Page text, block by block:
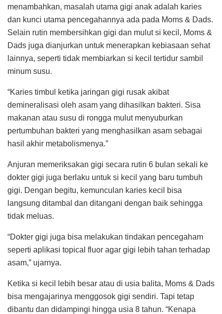
menambahkan, masalah utama gigi anak adalah karies
dan kunci utama pencegahannya ada pada Moms & Dads.
Selain rutin membersihkan gigi dan mulut si kecil, Moms &
Dads juga dianjurkan untuk menerapkan kebiasaan sehat
lainnya, seperti tidak membiarkan si kecil tertidur sambil
minum susu.
“Karies timbul ketika jaringan gigi rusak akibat
demineralisasi oleh asam yang dihasilkan bakteri. Sisa
makanan atau susu di rongga mulut menyuburkan
pertumbuhan bakteri yang menghasilkan asam sebagai
hasil akhir metabolismenya.”
Anjuran memeriksakan gigi secara rutin 6 bulan sekali ke
dokter gigi juga berlaku untuk si kecil yang baru tumbuh
gigi. Dengan begitu, kemunculan karies kecil bisa
langsung ditambal dan ditangani dengan baik sehingga
tidak meluas.
“Dokter gigi juga bisa melakukan tindakan pencegaham
seperti aplikasi topical fluor agar gigi lebih tahan terhadap
asam,” ujarnya.
Ketika si kecil lebih besar atau di usia balita, Moms & Dads
bisa mengajarinya menggosok gigi sendiri. Tapi tetap
dibantu dan didampingi hingga usia 8 tahun. “Kenapa